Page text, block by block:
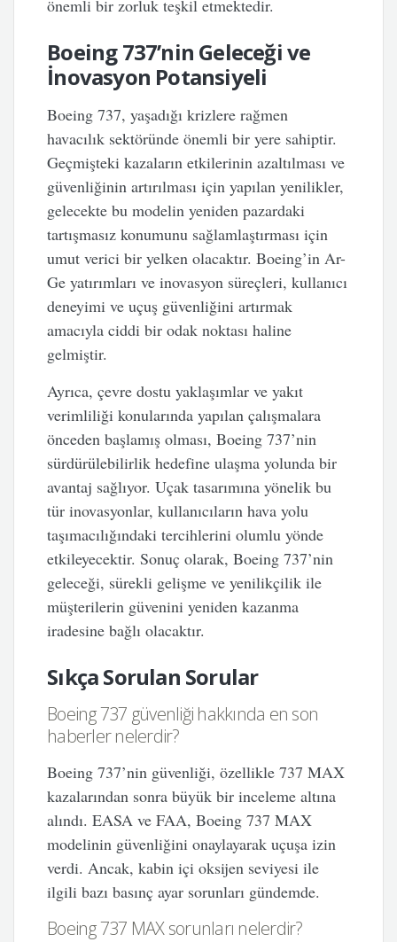
önemli bir zorluk teşkil etmektedir.
Boeing 737’nin Geleceği ve
İnovasyon Potansiyeli
Boeing 737, yaşadığı krizlere rağmen
havacılık sektöründe önemli bir yere sahiptir.
Geçmişteki kazaların etkilerinin azaltılması ve
güvenliğinin artırılması için yapılan yenilikler,
gelecekte bu modelin yeniden pazardaki
tartışmasız konumunu sağlamlaştırması için
umut verici bir yelken olacaktır. Boeing’in Ar-
Ge yatırımları ve inovasyon süreçleri, kullanıcı
deneyimi ve uçuş güvenliğini artırmak
amacıyla ciddi bir odak noktası haline
gelmiştir.
Ayrıca, çevre dostu yaklaşımlar ve yakıt
verimliliği konularında yapılan çalışmalara
önceden başlamış olması, Boeing 737’nin
sürdürülebilirlik hedefine ulaşma yolunda bir
avantaj sağlıyor. Uçak tasarımına yönelik bu
tür inovasyonlar, kullanıcıların hava yolu
taşımacılığındaki tercihlerini olumlu yönde
etkileyecektir. Sonuç olarak, Boeing 737’nin
geleceği, sürekli gelişme ve yenilikçilik ile
müşterilerin güvenini yeniden kazanma
iradesine bağlı olacaktır.
Sıkça Sorulan Sorular
Boeing 737 güvenliği hakkında en son
haberler nelerdir?
Boeing 737’nin güvenliği, özellikle 737 MAX
kazalarından sonra büyük bir inceleme altına
alındı. EASA ve FAA, Boeing 737 MAX
modelinin güvenliğini onaylayarak uçuşa izin
verdi. Ancak, kabin içi oksijen seviyesi ile
ilgili bazı basınç ayar sorunları gündemde.
Boeing 737 MAX sorunları nelerdir?